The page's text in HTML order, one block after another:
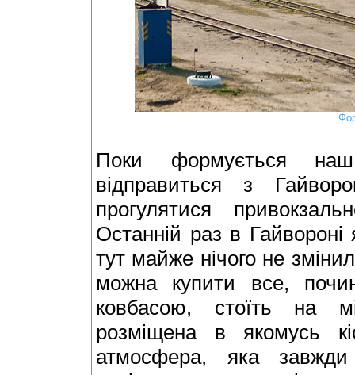
Поки формується
відправиться з
прогулятися
Останній раз в
тут майже нічого не
можна купити все,
ковбасою, стоїть на
розміщена в якомусь
атмосфера, яка